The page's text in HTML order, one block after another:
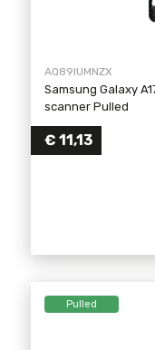
AQ89IUMNZX
Samsung Galaxy
scanner Pulled
€ 11,13
Pulled